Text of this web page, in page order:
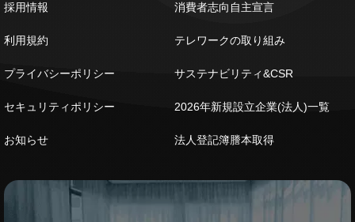
採用情報
利用規約
プライバシーポリシー
セキュリティポリシー
お知らせ
消費者志向自主宣言
テレワークの取り組み
サステナビリティ&CSR
2026年新規設立企業(法人)一覧
法人登記簿謄本取得